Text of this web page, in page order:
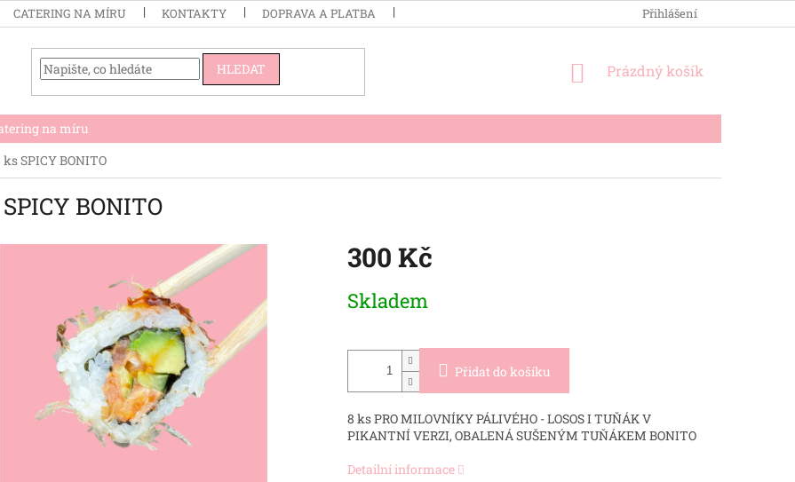
CATERING NA MÍRU KONTAKTY DOPRAVA A PLATBA PODMÍNKY OCHRANY OSOBNÍCH
Přihlášení
HLEDAT
NÁKUPNÍ
Prázdný košík
na míru
ks SPICY BONITO
BONITO
300 Kč
cena:
Skladem
Přidat do košíku
8 ks PRO MILOVNÍKY PÁLIVÉHO - LOSOS I TUŇÁK V
PIKANTNÍ VERZI, OBALENÁ SUŠENÝM TUŇÁKEM BONITO
Detailní informace